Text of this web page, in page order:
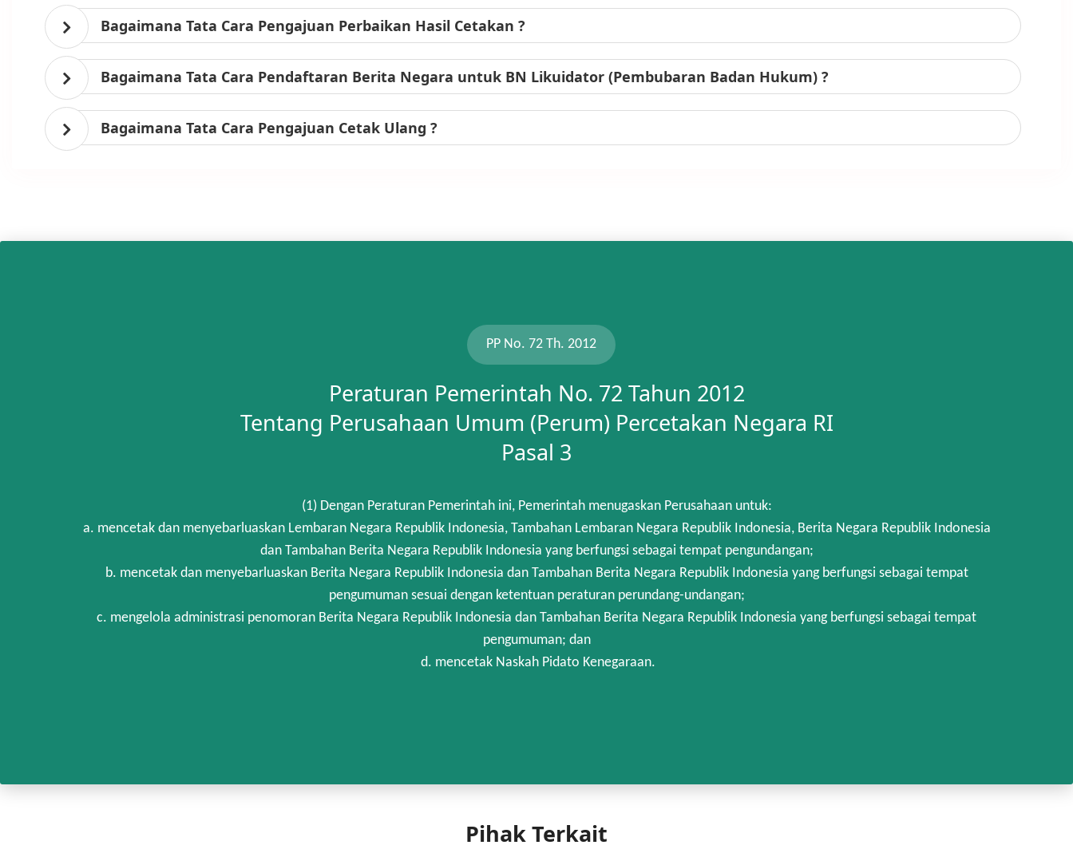
Bagaimana Tata Cara Pengajuan Perbaikan Hasil Cetakan ?
Bagaimana Tata Cara Pendaftaran Berita Negara untuk BN Likuidator (Pembubaran Badan Hukum) ?
Bagaimana Tata Cara Pengajuan Cetak Ulang ?
PP No. 72 Th. 2012
Peraturan Pemerintah No. 72 Tahun 2012
Tentang Perusahaan Umum (Perum) Percetakan Negara RI
Pasal 3
(1) Dengan Peraturan Pemerintah ini, Pemerintah menugaskan Perusahaan untuk:
a. mencetak dan menyebarluaskan Lembaran Negara Republik Indonesia, Tambahan Lembaran Negara Republik Indonesia, Berita Negara Republik Indonesia
dan Tambahan Berita Negara Republik Indonesia yang berfungsi sebagai tempat pengundangan;
b. mencetak dan menyebarluaskan Berita Negara Republik Indonesia dan Tambahan Berita Negara Republik Indonesia yang berfungsi sebagai tempat
pengumuman sesuai dengan ketentuan peraturan perundang-undangan;
c. mengelola administrasi penomoran Berita Negara Republik Indonesia dan Tambahan Berita Negara Republik Indonesia yang berfungsi sebagai tempat
pengumuman; dan
d. mencetak Naskah Pidato Kenegaraan.
Pihak Terkait